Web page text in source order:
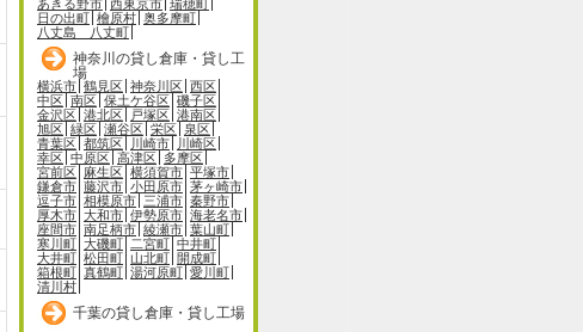
あきる野市 西東京市 瑞穂町
日の出町 檜原村 奥多摩町
八丈島 八丈町
神奈川の貸し倉庫・貸し工
場
横浜市 鶴見区 神奈川区 西区
中区 南区 保土ケ谷区 磯子区
金沢区 港北区 戸塚区 港南区
旭区 緑区 瀬谷区 栄区 泉区
青葉区 都筑区 川崎市
川崎区
幸区 中原区 高津区 多摩区
宮前区 麻生区 横須賀市 平塚市
鎌倉市 藤沢市 小田原市 茅ヶ崎市
逗子市 相模原市 三浦市 秦野市
厚木市 大和市 伊勢原市 海老名市
座間市 南足柄市 綾瀬市 葉山町
寒川町 大磯町 二宮町 中井町
大井町 松田町 山北町 開成町
箱根町 真鶴町 湯河原町 愛川町
清川村
千葉の貸し倉庫・貸し工場